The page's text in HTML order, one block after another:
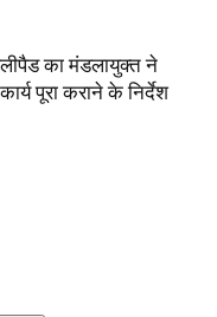
का मंडलायुक्त ने
पूरा कराने के निर्देश